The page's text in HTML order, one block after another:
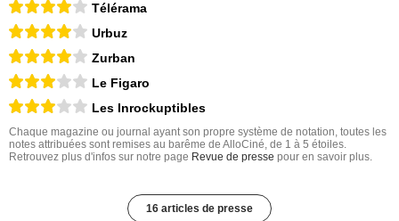
Télérama
Urbuz
Zurban
Le Figaro
Les Inrockuptibles
Chaque magazine ou journal ayant son propre système de notation, toutes les
notes attribuées sont remises au barême de AlloCiné, de 1 à 5 étoiles.
Retrouvez plus d'infos sur notre page Revue de presse pour en savoir plus.
16 articles de presse